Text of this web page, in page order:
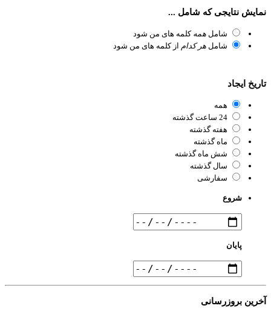
نتایجی که شامل ...
شاملهمهکلمه های من شود
شاملهر کداماز کلمه های من شود
ایجاد
همه
24 ساعت گذشته
هفته گذشته
ماه گذشته
شش ماه گذشته
سال گذشته
سفارشی
شروع
پایان
بروزرسانی